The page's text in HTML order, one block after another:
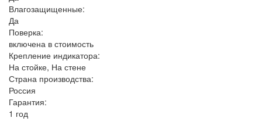
Влагозащищенные:
Да
Поверка:
включена в стоимость
Крепление индикатора:
На стойке, На стене
Страна производства:
Россия
Гарантия:
1 год